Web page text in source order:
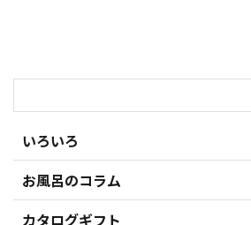
いろいろ
お風呂のコラム
カタログギフト